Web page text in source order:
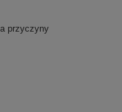
przyczyny